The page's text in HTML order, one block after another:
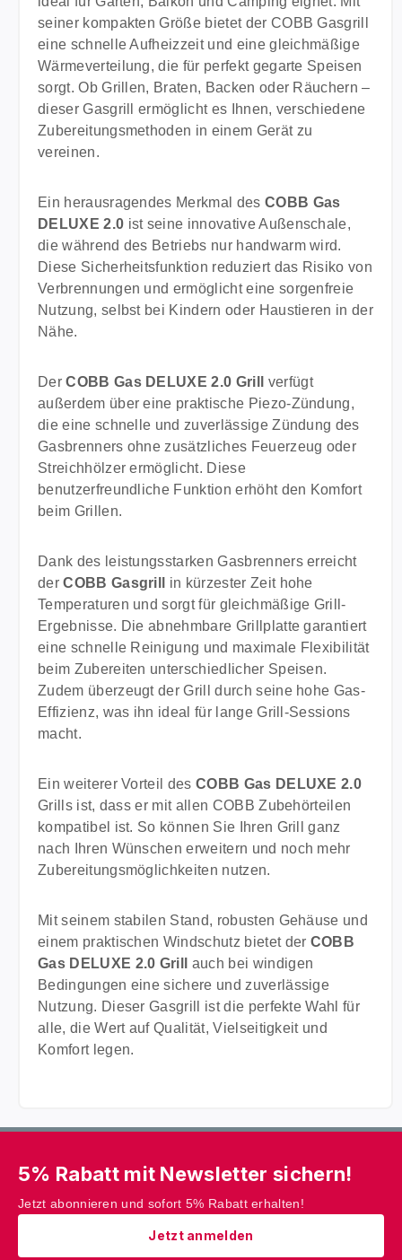
deutsche Kartuschengeräte Lieferung: 1x Adapter
Set 1,3m inkl. Schnelladapter
seiner kompakten Größe bietet der COBB Gasgrill
eine schnelle Aufheizzeit und eine gleichmäßige
Wärmeverteilung, die für perfekt gegarte Speisen
sorgt. Ob Grillen, Braten, Backen oder Räuchern –
dieser Gasgrill ermöglicht es Ihnen, verschiedene
Zubereitungsmethoden in einem Gerät zu
vereinen.
Ein herausragendes Merkmal des COBB Gas
DELUXE 2.0 ist seine innovative Außenschale,
die während des Betriebs nur handwarm wird.
Diese Sicherheitsfunktion reduziert das Risiko von
Verbrennungen und ermöglicht eine sorgenfreie
Nutzung, selbst bei Kindern oder Haustieren in der
Nähe.
DerCOBB Gas DELUXE 2.0 Grill
verfügt
außerdem über eine praktische Piezo-Zündung,
die eine schnelle und zuverlässige Zündung des
Gasbrenners ohne zusätzliches Feuerzeug oder
Streichhölzer ermöglicht. Diese
benutzerfreundliche Funktion erhöht den Komfort
beim Grillen.
Dank des leistungsstarken Gasbrenners erreicht
derCOBB Gasgrill
in kürzester Zeit hohe
Temperaturen und sorgt für gleichmäßige Grill-
Ergebnisse. Die abnehmbare Grillplatte garantiert
eine schnelle Reinigung und maximale Flexibilität
beim Zubereiten unterschiedlicher Speisen.
Zudem überzeugt der Grill durch seine hohe Gas-
Effizienz, was ihn ideal für lange Grill-Sessions
macht.
Ein weiterer Vorteil des COBB Gas DELUXE 2.0
Grills ist, dass er mit allen COBB Zubehörteilen
kompatibel ist. So können Sie Ihren Grill ganz
nach Ihren Wünschen erweitern und noch mehr
Zubereitungsmöglichkeiten nutzen.
Mit seinem stabilen Stand, robusten Gehäuse und
einem praktischen Windschutz bietet der COBB
Gas DELUXE 2.0 Grill
auch bei windigen
Bedingungen eine sichere und zuverlässige
Nutzung. Dieser Gasgrill ist die perfekte Wahl für
alle, die Wert auf Qualität, Vielseitigkeit und
Komfort legen.
5% Rabatt mit Newsletter sichern!
Jetzt abonnieren und sofort 5% Rabatt erhalten!
Jetzt anmelden